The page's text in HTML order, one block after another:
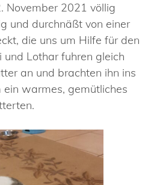
November 2021 völlig
und durchnäßt von einer
die uns um Hilfe für den
und Lothar fuhren gleich
an und brachten ihn ins
warmes, gemütliches